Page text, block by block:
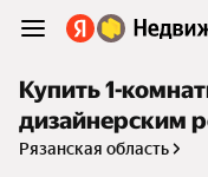
Купить 1-
дизайнерским
Рязанская область